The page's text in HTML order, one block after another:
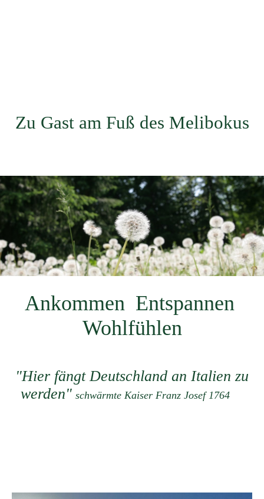
Zu Gast am Fuß des Melibokus
Ankommen Entspannen
Wohlfühlen
"Hier fängt Deutschland an Italien zu
werden" schwärmte Kaiser Franz Josef 1764